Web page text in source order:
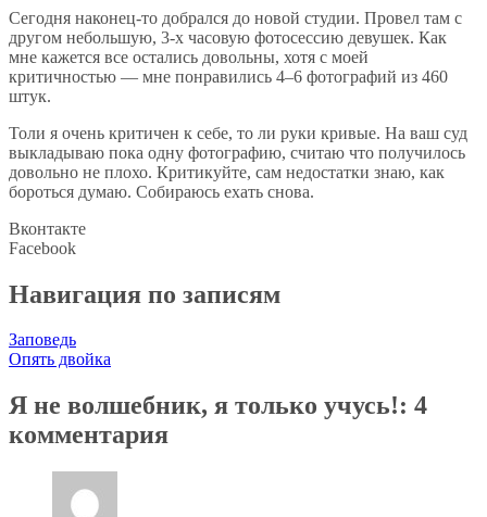
Сегодня наконец-то добрался до новой студии. Провел там с
другом небольшую, 3-х часовую фотосессию девушек. Как
мне кажется все остались довольны, хотя с моей
критичностью — мне понравились 4–6 фотографий из 460
штук.
Толи я очень критичен к себе, то ли руки кривые. На ваш суд
выкладываю пока одну фотографию, считаю что получилось
довольно не плохо. Критикуйте, сам недостатки знаю, как
бороться думаю. Собираюсь ехать снова.
Вконтакте
Facebook
Навигация по записям
Заповедь
Опять двойка
Я не волшебник, я только учусь!: 4
комментария